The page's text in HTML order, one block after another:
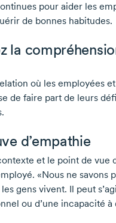
pour aider les
de bonnes habitudes.
la
où les employées
de faire part de leurs
d’empathie
et le point de vue
«Nous ne savons
gens vivent. Il peut
ou d’une incapacité à